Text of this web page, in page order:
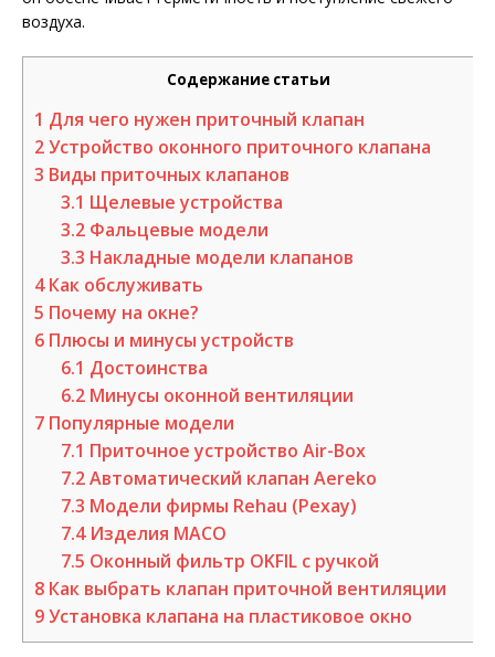
воздуха.
Содержание статьи
1 Для чего нужен приточный клапан
2Устройство оконного приточного клапана
3 Виды приточных клапанов
3.1 Щелевые устройства
3.2 Фальцевые модели
3.3 Накладные модели клапанов
4Как обслуживать
5 Почему на окне?
6 Плюсы и минусы устройств
6.1 Достоинства
6.2 Минусы оконной вентиляции
7 Популярные модели
7.1 Приточное устройство Air-Box
7.2Автоматический клапан Aereko
7.3 Модели фирмы Rehau (Рехау)
7.4Изделия МАСО
7.5 Оконный фильтр OKFIL с ручкой
8 Как выбрать клапан приточной вентиляции
9Установка клапана на пластиковое окно